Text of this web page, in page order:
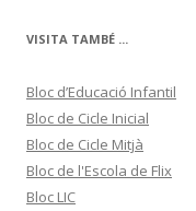
r
i
VISITA TAMBÉ ...
Bloc d’Educació Infantil
Bloc de Cicle Inicial
Bloc de Cicle Mitjà
Bloc de l'Escola de Flix
Bloc LIC